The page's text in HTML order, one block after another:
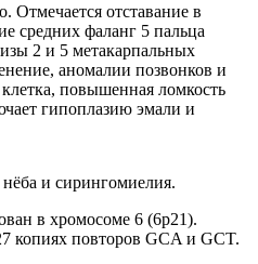
Отмечается отставание в
средних фаланг 5 пальца
2 и 5 метакарпальных
аномалии позвонков и
клетка, повышенная ломкость
гипоплазию эмали и
и сирингомиелия.
в хромосоме 6 (6р21).
копиях повторов GCA и GCT.